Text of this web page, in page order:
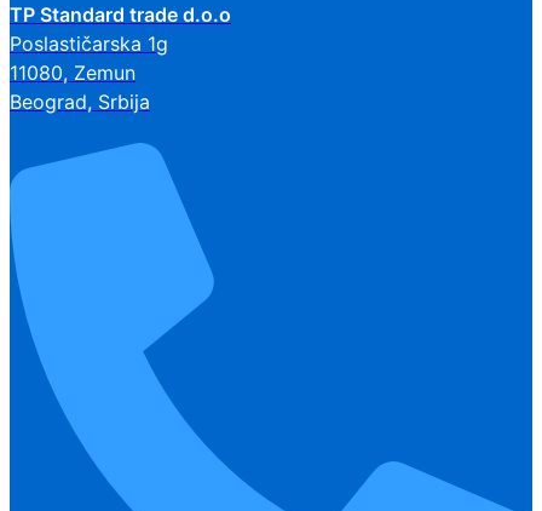
TP Standard trade d.o.o
Poslastičarska 1g
11080, Zemun
Beograd, Srbija